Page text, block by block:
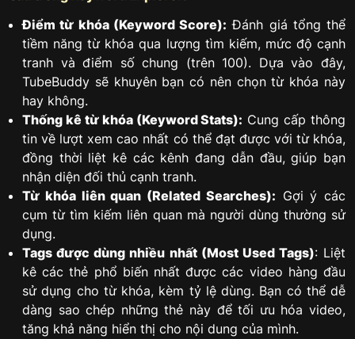
Điểm từ khóa (Keyword Score): Đánh giá tổng thể
tiềm năng từ khóa qua lượng tìm kiếm, mức độ cạnh
tranh và điểm số chung (trên 100). Dựa vào đây,
TubeBuddy sẽ khuyên bạn có nên chọn từ khóa này
hay không.
Thống kê từ khóa (Keyword Stats): Cung cấp thông
tin về lượt xem cao nhất có thể đạt được với từ khóa,
đồng thời liệt kê các kênh đang dẫn đầu, giúp bạn
nhận diện đối thủ cạnh tranh.
Từ khóa liên quan (Related Searches): Gợi ý các
cụm từ tìm kiếm liên quan mà người dùng thường sử
dụng.
Tags được dùng nhiều nhất (Most Used Tags): Liệt
kê các thẻ phổ biến nhất được các video hàng đầu
sử dụng cho từ khóa, kèm tỷ lệ dùng. Bạn có thể dễ
dàng sao chép những thẻ này để tối ưu hóa video,
tăng khả năng hiển thị cho nội dung của mình.